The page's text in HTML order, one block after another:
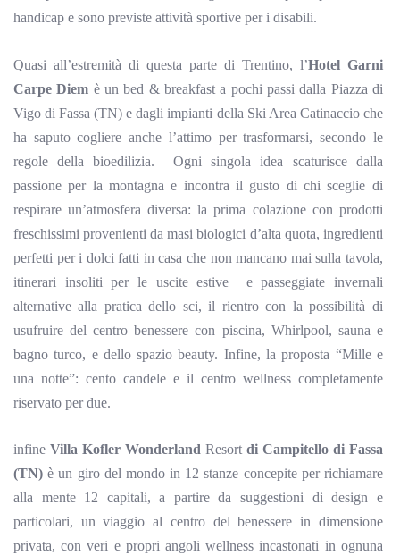
handicap e sono previste attività sportive per i disabili.
Quasi all’estremità di questa parte di Trentino, l’Hotel Garni
Carpe Diem è unbed & breakfast a pochi passi dalla Piazza di
Vigo di Fassa (TN) e dagli impianti della Ski Area Catinaccio che
ha saputo cogliere anche l’attimo per trasformarsi, secondo le
regole della bioedilizia.
Ogni singola idea scaturisce dalla
passione per la montagna e incontra il gusto di chi sceglie di
respirare un’atmosfera diversa: la prima colazione con prodotti
freschissimi provenienti da masi biologici d’alta quota, ingredienti
perfetti per i dolci fatti in casa che non mancano mai sulla tavola,
itinerari insoliti per le uscite estive
e passeggiate invernali
alternative alla pratica dello sci, il rientro con la possibilità di
usufruire del centro benessere con piscina, Whirlpool, sauna e
bagno turco, e dello spazio beauty. Infine, la proposta “Mille e
una notte”: cento candele e il centro wellness completamente
riservato per due.
infine Villa KoflerWonderland Resort di Campitellodi Fassa
(TN)è un giro del mondo in 12 stanze concepite per richiamare
alla mente 12 capitali, a partire da suggestioni di design e
particolari, un viaggio al centro del benessere in dimensione
privata, con veri e propri angoli wellness incastonati in ognuna